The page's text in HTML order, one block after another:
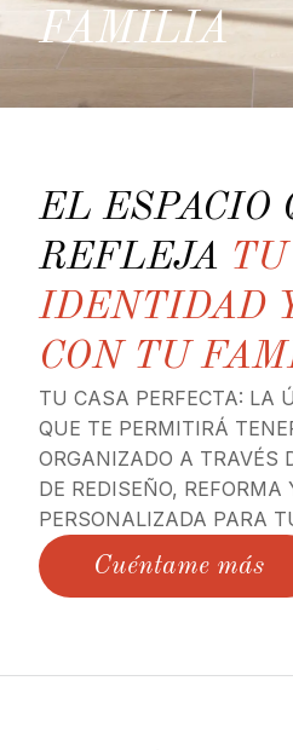
FAMILIA
EL ESPACIO
REFLEJA TU
IDENTIDAD
CON TU
TU CASA PERFECTA: LA
QUE TE PERMITIRÁ
ORGANIZADO A TRAVÉS
DE REDISEÑO, REFORMA
PERSONALIZADA PARA
Cuéntame más